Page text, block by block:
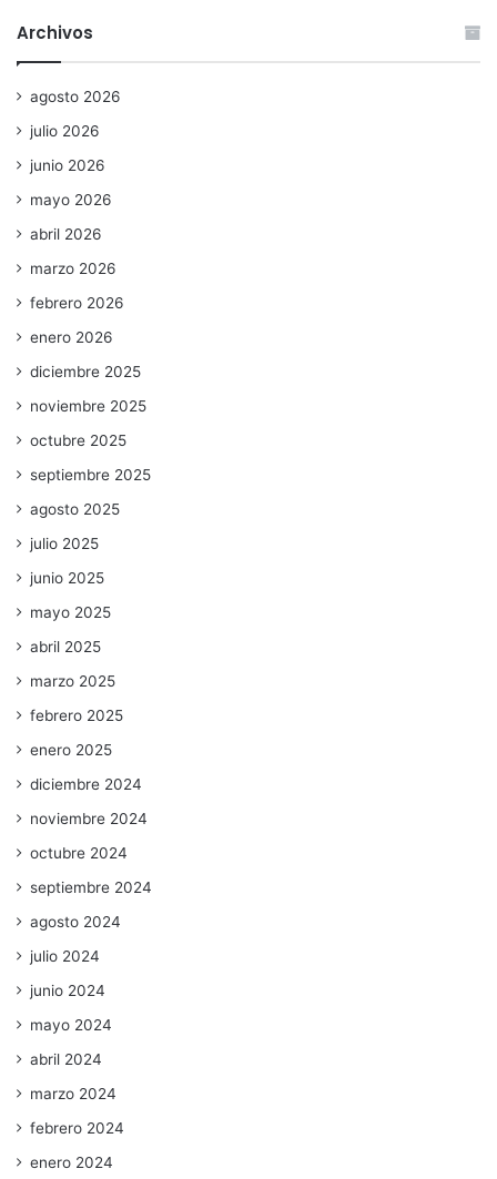
Archivos
agosto 2026
julio 2026
junio 2026
mayo 2026
abril 2026
marzo 2026
febrero 2026
enero 2026
diciembre 2025
noviembre 2025
octubre 2025
septiembre 2025
agosto 2025
julio 2025
junio 2025
mayo 2025
abril 2025
marzo 2025
febrero 2025
enero 2025
diciembre 2024
noviembre 2024
octubre 2024
septiembre 2024
agosto 2024
julio 2024
junio 2024
mayo 2024
abril 2024
marzo 2024
febrero 2024
enero 2024